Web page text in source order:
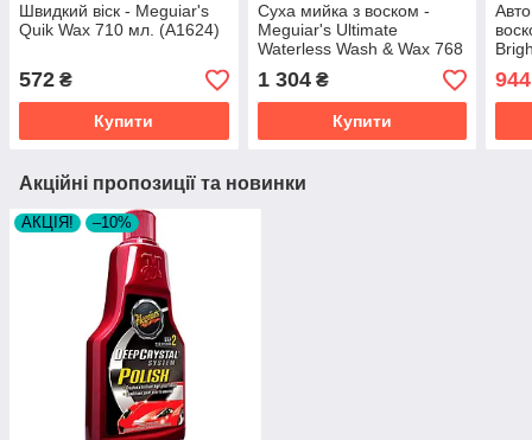
Швидкий віск - Meguiar's
Quik Wax 710 мл. (A1624)
572 ₴
Купити
Суха мийка з воском -
Meguiar's Ultimate
Waterless Wash & Wax 768
мл. (G3626)
1 304₴
Купити
Акційні пропозиції та новинки
АКЦІЯ! –10%